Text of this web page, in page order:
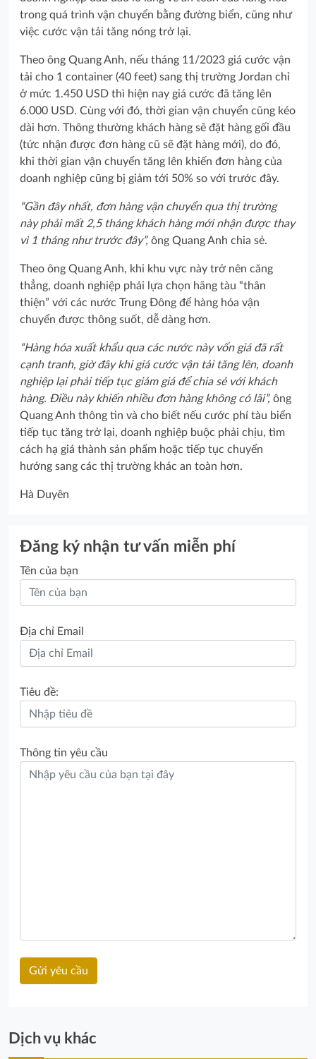
trong quá trình vận chuyển bằng đường biển, cũng như
việc cước vận tải tăng nóng trở lại.
Theo ông Quang Anh, nếu tháng 11/2023 giá cước vận
tải cho 1 container (40 feet) sang thị trường Jordan chỉ
ở mức 1.450 USD thì hiện nay giá cước đã tăng lên
6.000 USD. Cùng với đó, thời gian vận chuyển cũng kéo
dài hơn. Thông thường khách hàng sẽ đặt hàng gối đầu
(tức nhận được đơn hàng cũ sẽ đặt hàng mới), do đó,
khi thời gian vận chuyển tăng lên khiến đơn hàng của
doanh nghiệp cũng bị giảm tới 50% so với trước đây.
“Gần đây nhất, đơn hàng vận chuyển qua thị trường
này phải mất 2,5 tháng khách hàng mới nhận được thay
vì 1 tháng như trước đây”, ông Quang Anh chia sẻ.
Theo ông Quang Anh, khi khu vực này trở nên căng
thẳng, doanh nghiệp phải lựa chọn hãng tàu “thân
thiện” với các nước Trung Đông để hàng hóa vận
chuyển được thông suốt, dễ dàng hơn.
“Hàng hóa xuất khẩu qua các nước này vốn giá đã rất
cạnh tranh, giờ đây khi giá cước vận tải tăng lên, doanh
nghiệp lại phải tiếp tục giảm giá để chia sẻ với khách
hàng. Điều này khiến nhiều đơn hàng không có lãi”, ông
Quang Anh thông tin và cho biết nếu cước phí tàu biển
tiếp tục tăng trở lại, doanh nghiệp buộc phải chịu, tìm
cách hạ giá thành sản phẩm hoặc tiếp tục chuyển
hướng sang các thị trường khác an toàn hơn.
Hà Duyên
Đăng ký nhận tư vấn miễn phí
Tên của bạn
Địa chỉ Email
Tiêu đề:
Thông tin yêu cầu
Dịch vụ khác